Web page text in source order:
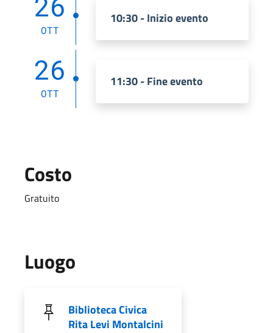
OTT
10:30 - Inizio evento
26
OTT
11:30 - Fine evento
Costo
Gratuito
Luogo
Biblioteca Civica
Rita Levi Montalcini